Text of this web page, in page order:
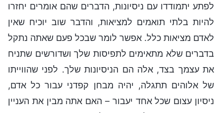
לפתע יתמודדו עם ניסיונות, הדברים שהם אומרים יחזרו
להיות בלתי תואמים למציאות, והדבר שוב יוכיח שאין
לאדם מציאות כלל. אפשר לומר שבכל פעם שאתה נתקל
בדברים שלא מתאימים לתפיסות שלך ושדורשים שתניח
את עצמך בצד, אלה הם הניסיונות שלך. לפני שהווייתו
של אלוהים תתגלה, יהיה מבחן קפדני עבור כל אדם,
ניסיון עצום שכל אחד יעבור – האם אתה מבין את העניין